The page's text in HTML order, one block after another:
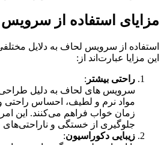
مزایای استفاده از
استفاده از سرویس لحاف به دلایل
این مزایا عبارت‌اند از:
راحتی بیشتر :
سرویس های لحاف‌ به دلیل طراحی
مواد نرم و لطیف، احساس راحتی
زمان خواب فراهم می‌کنند. این
جلوگیری از خستگی و
زیبایی دکوراسیون: